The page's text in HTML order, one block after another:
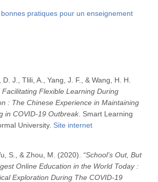
pratiques pour un enseignement
J., Tlili, A., Yang, J. F., & Wang, H. H.
Flexible Learning During
: The Chinese Experience in Maintaining
in COVID-19 Outbreak. Smart Learning
University. Site internet
S., & Zhou, M. (2020). “School’s Out, But
Online Education in the World Today :
Exploration During The COVID-19